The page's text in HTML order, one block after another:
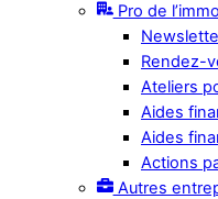
Pro de
Rendez-
Ateliers
Aides
Aides
Actions
Autres